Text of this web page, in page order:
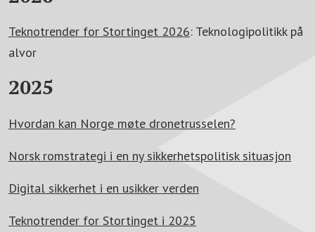
Teknotrender for Stortinget 2026: Teknologipolitikk på
alvor
2025
Hvordan kan Norge møte dronetrusselen?
Norsk romstrategi i en ny sikkerhetspolitisk situasjon
Digital sikkerhet i en usikker verden
Teknotrender for Stortinget i 2025